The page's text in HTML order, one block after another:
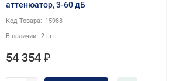
аттенюатор, 3-60 дБ
15983
2 шт.
54 354 ₽